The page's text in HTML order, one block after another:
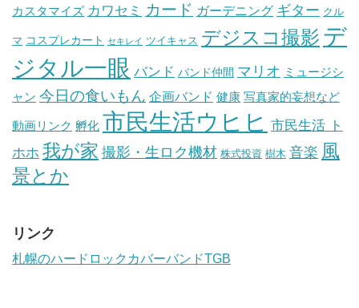
カスタマイズ カワセミ カード ガーデニング ギター クル
マ コスプレカート セキレイ ツイキャス デジスコ撮影 デ
ジタル一眼 バンド バンド仲間 マリオ ミュージシ
ャン 今日の食いもん 企画バンド 健康 写真家的妄想など
動画リンク 孵化 市民生活ウヒヒ 市民生活 ト
ホホ 我が家 撮影・生ロク機材 株式投資 樹木 音楽 風
景とか
リンク
札幌のハードロックカバーバンドTGB